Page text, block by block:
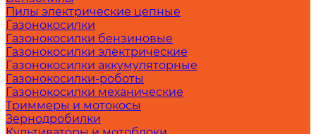
Пилы электрические цепные
Газонокосилки
Газонокосилки бензиновые
Газонокосилки электрические
Газонокосилки аккумуляторные
Газонокосилки-роботы
Газонокосилки механические
Триммеры и мотокосы
Зернодробилки